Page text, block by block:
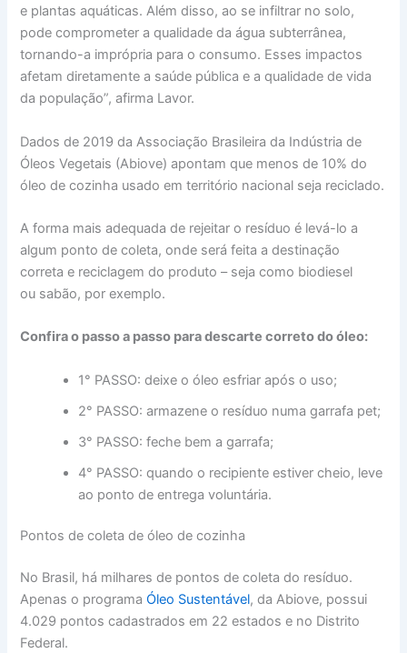
e plantas aquáticas. Além disso, ao se infiltrar no solo,
pode comprometer a qualidade da água subterrânea,
tornando-a imprópria para o consumo. Esses impactos
afetam diretamente a saúde pública e a qualidade de vida
da população”, afirma Lavor.
Dados de 2019 da Associação Brasileira da Indústria de
Óleos Vegetais (Abiove) apontam que menos de 10% do
óleo de cozinha usado em território nacional seja reciclado.
A forma mais adequada de rejeitar o resíduo é levá-lo a
algum ponto de coleta, onde será feita a destinação
correta e reciclagem do produto – seja como biodiesel
ou sabão, por exemplo.
Confira o passo a passo para descarte correto do óleo:
1° PASSO: deixe o óleo esfriar após o uso;
2° PASSO: armazene o resíduo numa garrafa pet;
3° PASSO: feche bem a garrafa;
4° PASSO: quando o recipiente estiver cheio, leve
ao ponto de entrega voluntária.
Pontos de coleta de óleo de cozinha
No Brasil, há milhares de pontos de coleta do resíduo.
Apenas o programaÓleo Sustentável, da Abiove, possui
4.029 pontos cadastrados em 22 estados e no Distrito
Federal.